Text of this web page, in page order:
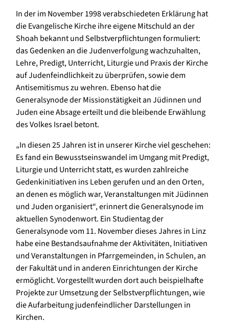
In der im November 1998 verabschiedeten Erklärung hat
die Evangelische Kirche ihre eigene Mitschuld an der
Shoah bekannt und Selbstverpflichtungen formuliert:
das Gedenken an die Judenverfolgung wachzuhalten,
Lehre, Predigt, Unterricht, Liturgie und Praxis der Kirche
auf Judenfeindlichkeit zu überprüfen, sowie dem
Antisemitismus zu wehren. Ebenso hat die
Generalsynode der Missionstätigkeit an Jüdinnen und
Juden eine Absage erteilt und die bleibende Erwählung
des Volkes Israel betont.
„In diesen 25 Jahren ist in unserer Kirche viel geschehen:
Es fand ein Bewusstseinswandel im Umgang mit Predigt,
Liturgie und Unterricht statt, es wurden zahlreiche
Gedenkinitiativen ins Leben gerufen und an den Orten,
an denen es möglich war, Veranstaltungen mit Jüdinnen
und Juden organisiert“, erinnert die Generalsynode im
aktuellen Synodenwort. Ein Studientag der
Generalsynode vom 11. November dieses Jahres in Linz
habe eine Bestandsaufnahme der Aktivitäten, Initiativen
und Veranstaltungen in Pfarrgemeinden, in Schulen, an
der Fakultät und in anderen Einrichtungen der Kirche
ermöglicht. Vorgestellt wurden dort auch beispielhafte
Projekte zur Umsetzung der Selbstverpflichtungen, wie
die Aufarbeitung judenfeindlicher Darstellungen in
Kirchen.